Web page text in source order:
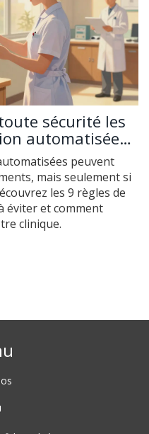
sécurité les
automatisées
peuvent
mais seulement si
les 9 règles de
éviter et comment
clinique.